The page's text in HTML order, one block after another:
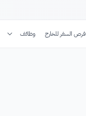
فرص السفر للخارج وظائف